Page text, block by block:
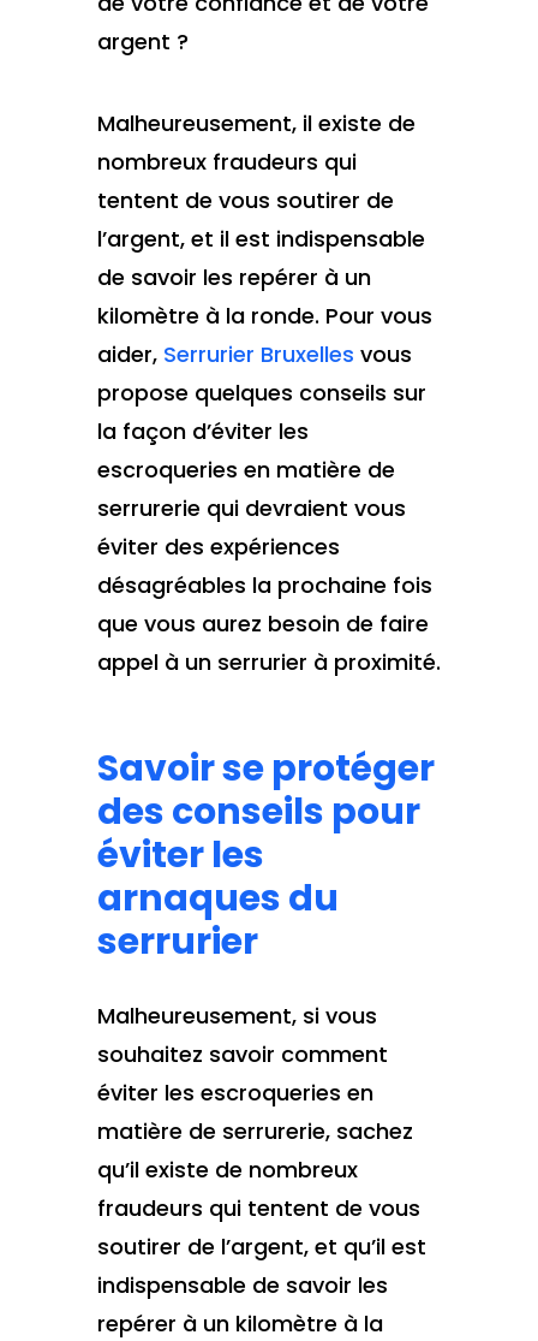
argent ?
Malheureusement, il existe de
nombreux fraudeurs qui
tentent de vous soutirer de
l’argent, et il est indispensable
de savoir les repérer à un
kilomètre à la ronde. Pour vous
aider, Serrurier Bruxelles vous
propose quelques conseils sur
la façon d’éviter les
escroqueries en matière de
serrurerie qui devraient vous
éviter des expériences
désagréables la prochaine fois
que vous aurez besoin de faire
appel à un serrurier à proximité.
Savoir se protéger
des conseils pour
éviter les
arnaques du
serrurier
Malheureusement, si vous
souhaitez savoir comment
éviter les escroqueries en
matière de serrurerie, sachez
qu’il existe de nombreux
fraudeurs qui tentent de vous
soutirer de l’argent, et qu’il est
indispensable de savoir les
repérer à un kilomètre à la